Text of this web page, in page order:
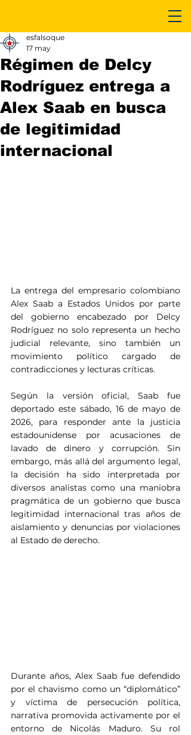
Régimen de Delcy
Rodríguez entrega a
Alex Saab en busca
de legitimidad
internacional
esfalsoque
17 may
La entrega del empresario colombiano
Alex Saab a Estados Unidos por parte
del gobierno encabezado por Delcy
Rodríguez no solo representa un hecho
judicial relevante, sino también un
movimiento político cargado de
contradicciones y lecturas críticas.
Según la versión oficial, Saab fue
deportado este sábado, 16 de mayo de
2026, para responder ante la justicia
estadounidense por acusaciones de
lavado de dinero y corrupción. Sin
embargo, más allá del argumento legal,
la decisión ha sido interpretada por
diversos analistas como una maniobra
pragmática de un gobierno que busca
legitimidad internacional tras años de
aislamiento y denuncias por violaciones
al Estado de derecho.
Durante años, Alex Saab fue defendido
por el chavismo como un “diplomático”
y víctima de persecución política,
narrativa promovida activamente por el
entorno de Nicolás Maduro. Su rol